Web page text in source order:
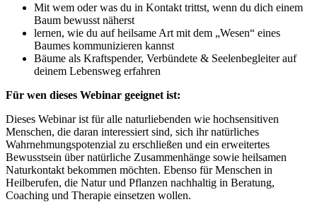
Mit wem oder was du in Kontakt trittst, wenn du dich einem
Baum bewusst näherst
lernen, wie du auf heilsame Art mit dem „Wesen“ eines
Baumes kommunizieren kannst
Bäume als Kraftspender, Verbündete & Seelenbegleiter auf
deinem Lebensweg erfahren
Für wen dieses Webinar geeignet ist:
Dieses Webinar ist für alle naturliebenden wie hochsensitiven
Menschen, die daran interessiert sind, sich ihr natürliches
Wahrnehmungspotenzial zu erschließen und ein erweitertes
Bewusstsein über natürliche Zusammenhänge sowie heilsamen
Naturkontakt bekommen möchten. Ebenso für Menschen in
Heilberufen, die Natur und Pflanzen nachhaltig in Beratung,
Coaching und Therapie einsetzen wollen.